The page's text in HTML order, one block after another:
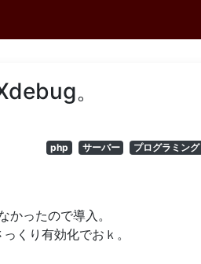
。
php サーバー プログラミング
ったので導入。
くり有効化でおｋ。